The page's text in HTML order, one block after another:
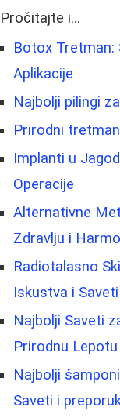
Pročitajte i...
Botox Tretman:
Aplikacije
Najbolji pilingi
Prirodni
Implanti u
Operacije
Alternativne
Zdravlju i
Radiotalasno
Iskustva i Saveti
Najbolji Saveti
Prirodnu Lepotu
Najbolji
Saveti i